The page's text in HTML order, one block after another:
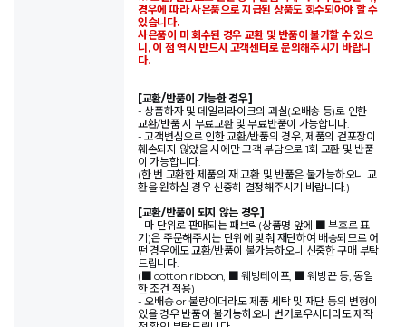
경우에 따라 사은품으로 지급된 상품도 회수되어야 할 수
있습니다.
사은품이 미 회수된 경우 교환 및 반품이 불가할 수 있으
니, 이 점 역시 반드시 고객센터로 문의해주시기 바랍니
다.
[교환/반품이 가능한 경우]
- 상품하자 및 데일리라이크의 과실(오배송 등)로 인한
교환/반품 시 무료교환 및 무료반품이 가능합니다.
- 고객변심으로 인한 교환/반품의 경우, 제품의 겉포장이
훼손되지 않았을 시에만 고객 부담으로 1회 교환 및 반품
이 가능합니다.
(한 번 교환한 제품의 재 교환 및 반품은 불가능하오니 교
환을 원하실 경우 신중히 결정해주시기 바랍니다.)
[교환/반품이 되지 않는 경우]
- 마 단위로 판매되는 패브릭(상품명 앞에 ■ 부호로 표
기)은 주문해주시는 단위에 맞춰 재단하여 배송되므로 어
떤 경우에도 교환/반품이 불가능하오니 신중한 구매 부탁
드립니다.
(■ cotton ribbon, ■ 웨빙테이프, ■ 웨빙끈 등, 동일
한 조건 적용)
- 오배송 or 불량이더라도 제품 세탁 및 재단 등의 변형이
있을 경우 반품이 불가능하오니 번거로우시더라도 제작